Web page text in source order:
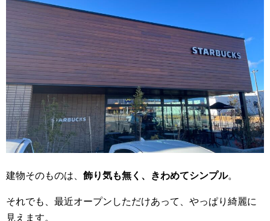
建物そのものは、 飾り気も無く、きわめてシンプル。
それでも、最近オープンしただけあって、やっぱり綺麗に
見えます。